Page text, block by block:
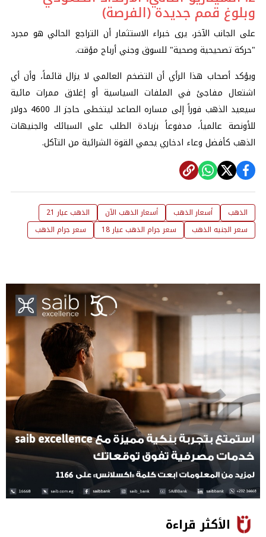
وبلوغ قمم جديدة (الفرصة)
على الجانب الآخر، يرى خبراء الاستثمار أن التراجع الحالي هو مجرد
"حركة تصحيحية وصحية" للسوق وجني أرباح مؤقت.
ويؤكد أصحاب هذا الرأي أن التضخم العالمي لا يزال قائماً، وأن أي
اشتعال مفاجئ في الملفات السياسية أو إغلاق ممرات مائية
سيعيد الذهب فوراً إلى مساره الصاعد ليتخطى حاجز الـ 4600 دولار
للأونصة عالمياً، مدفوعاً بزيادة الطلب على السبائك والجنيهات
الذهب كأفضل وعاء ادخاري يحمي القوة الشرائية من التآكل.
الذهب أسعار الذهب أسعار الذهب الآن
الذهب عيار 21
سعر الجنيه الذهب
سعر جرام الذهب عيار 18 سعر جرام الذهب
الأكثر قراءة